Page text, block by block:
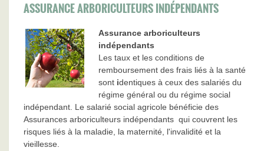
ASSURANCE ARBORICULTEURS INDÉPENDANTS
Assurance arboriculteurs
indépendants
Les taux et les conditions de
remboursement des frais liés à la santé
sont identiques à ceux des salariés du
régime général ou du régime social
indépendant. Le salarié social agricole bénéficie des
Assurances arboriculteurs indépendants qui couvrent les
risques liés à la maladie, la maternité, l'invalidité et la
vieillesse.